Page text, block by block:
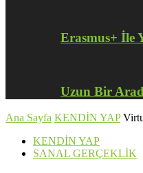
Erasmus+ İle
Uzun Bir
Ana Sayfa KENDİN YAP
KENDİN YAP
SANAL GERÇEKLİK